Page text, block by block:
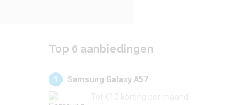
Top 6 aanbiedingen
1
Samsung Galaxy A57